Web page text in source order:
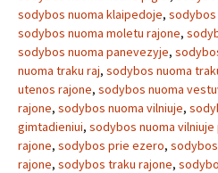
sodybos nuoma klaipedoje, sodybos
sodybos nuoma moletu rajone,
sodybos nuoma panevezyje,
nuoma traku raj, sodybos nuoma
utenos rajone, sodybos nuoma
rajone, sodybos nuoma vilniuje,
gimtadieniui, sodybos nuoma vilniuje
rajone, sodybos prie ezero,
rajone, sodybos traku rajone,